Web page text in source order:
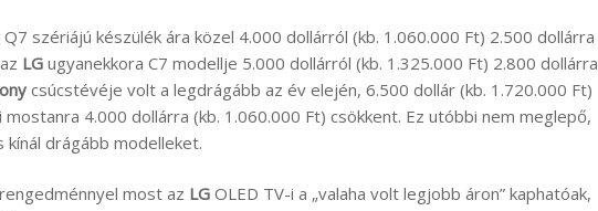
Q7 szériájú készülék ára közel 4.000 dollárról (kb. 1.060.000 Ft) 2.500 dollárra
LG ugyanekkora C7 modellje 5.000 dollárról (kb. 1.325.000 Ft) 2.800 dollárra
csúcstévéje volt a legdrágább az év elején, 6.500 dollár (kb. 1.720.000 Ft)
4.000 dollárra (kb. 1.060.000 Ft) csökkent. Ez utóbbi nem meglepő,
kínál drágább modelleket.
most az LG OLED TV-i a „valaha volt legjobb áron” kaphatóak,